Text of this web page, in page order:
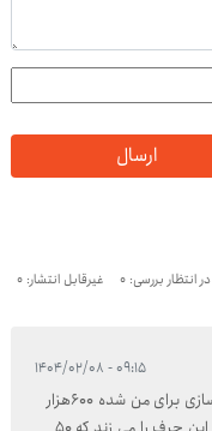
ارسال
در انتظار بررسی: 0 غیرقابل انتشار: 0
۰۹:۱۵ - ۱۴۰۴/۰۲/۰۸
همچی میگن 50درصد که.... 30 درصد همانند سازی برای من شده 600هزار